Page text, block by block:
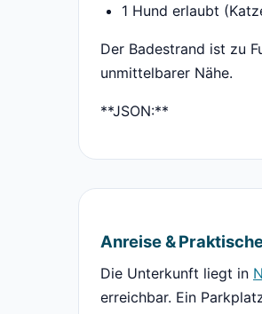
1 Hund erlaubt
Der Badestrand ist zu
unmittelbarer Nähe.
**JSON:**
Anreise &
Die Unterkunft liegt in
erreichbar. Ein